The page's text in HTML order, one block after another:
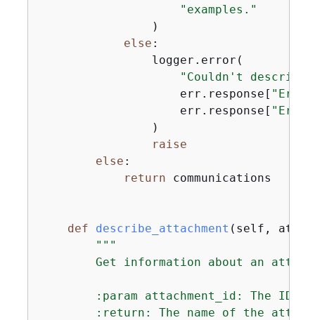
"examples."
                )
else :
                logger.error(
"Couldn't describe
                    err.response[
                    err.response[
                )
raise
else :
return communications
def describe_attachment ( self,
"""
Get information about an
:param attachment_id: The ID
:return: The name of the